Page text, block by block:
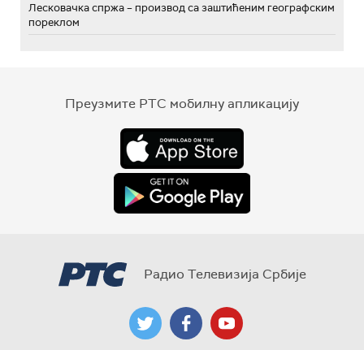
Лесковачка спржа – производ са заштићеним географским
пореклом
Преузмите РТС мобилну апликацију
Радио Телевизија Србије